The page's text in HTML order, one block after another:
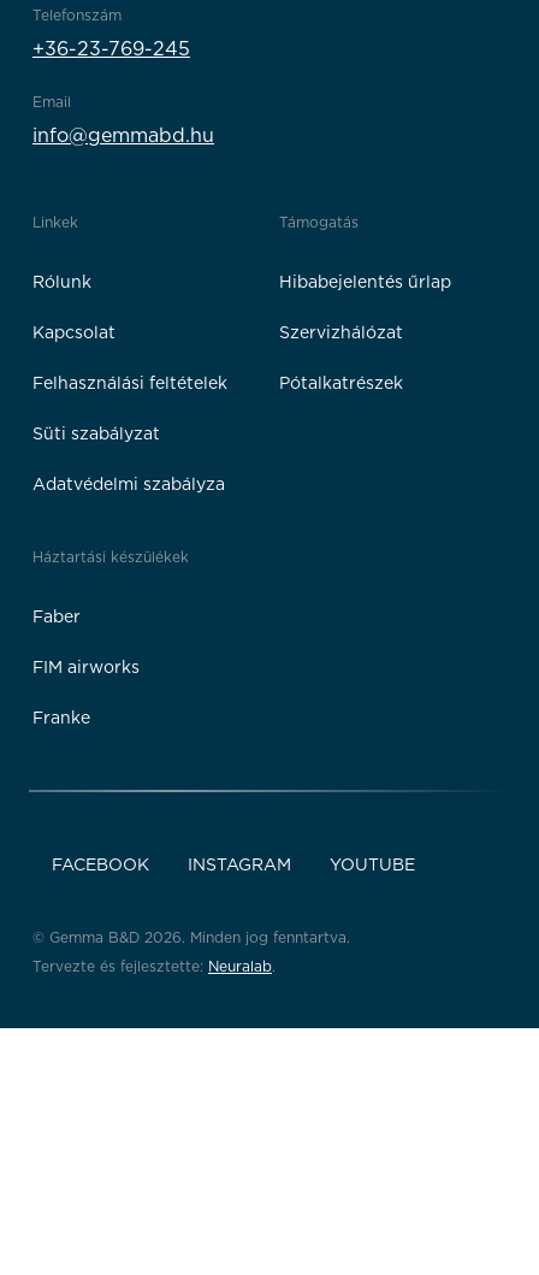
Telefonszám
+36-23-769-245
Email
info@gemmabd.hu
Linkek
Rólunk
Kapcsolat
Felhasználási feltételek
Süti szabályzat
Adatvédelmi szabályza
Támogatás
Hibabejelentés űrlap
Szervizhálózat
Pótalkatrészek
Háztartási készülékek
Faber
FIM airworks
Franke
FACEBOOK INSTAGRAM YOUTUBE
© Gemma B&D 2026. Minden jog fenntartva.
Tervezte és fejlesztette: Neuralab.